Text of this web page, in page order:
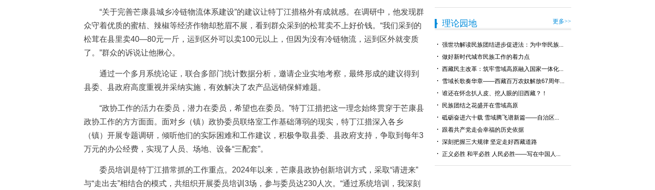
“关于完善芒康县城乡冷链物流体系建设”的建议让特丁江措格外有成就感。在调研中，他发现群
众守着优质的蜜桔、辣椒等经济作物却愁眉不展，看到群众采到的松茸卖不上好价钱。“我们采到的
松茸在县里卖40—80元一斤，运到区外可以卖100元以上，但因为没有冷链物流，运到区外就变质
了。”群众的诉说让他揪心。
通过一个多月系统论证，联合多部门统计数据分析，邀请企业实地考察，最终形成的建议得到
县委、县政府高度重视并采纳实施，有效解决了农产品远销保鲜难题。
“政协工作的活力在委员，潜力在委员，希望也在委员。”特丁江措把这一理念始终贯穿于芒康县
政协工作的方方面面。面对乡（镇）政协委员联络室工作基础薄弱的现实，特丁江措深入各乡
（镇）开展专题调研，倾听他们的实际困难和工作建议，积极争取县委、县政府支持，争取到每年3
万元的办公经费，实现了人员、场地、设备“三配套”。
委员培训是特丁江措常抓的工作重点。2024年以来，芒康县政协创新培训方式，采取“请进来”
与“走出去”相结合的模式，共组织开展委员培训3场，参与委员达230人次。“通过系统培训，我深刻
理论园地 更多>>
强世功解读民族团结进步促进法：为中华民族...
做好新时代城市民族工作的着力点
西藏民主改革：筑牢雪域高原融入国家一体化...
雪域长歌奏华章——西藏百万农奴解放67周年...
谁还在怀念扒人皮、挖人眼的旧西藏？！
民族团结之花盛开在雪域高原
砥砺奋进六十载 雪域腾飞谱新篇——自治区...
跟着共产党走会幸福的历史依据
深刻把握三大规律 坚定走好西藏道路
正义必胜 和平必胜 人民必胜——写在中国人...